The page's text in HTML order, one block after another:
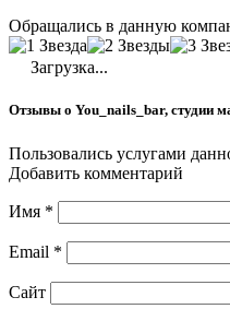
Обращались в данную
Загрузка...
Отзывы о You_nails_bar, студии
Пользовались услугами
Добавить комментарий
Имя *
Email *
Сайт